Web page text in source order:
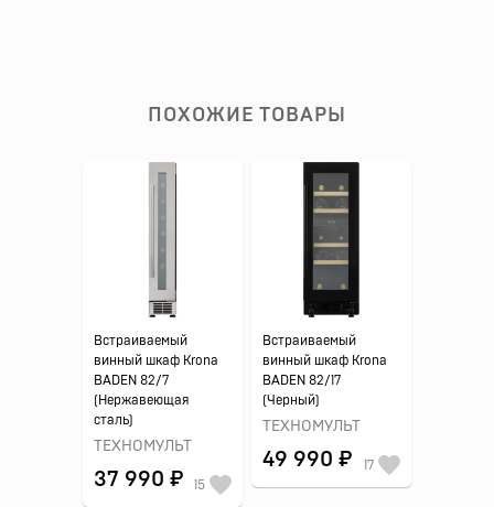
ПОХОЖИЕ ТОВАРЫ
Встраиваемый
винный шкаф Krona
BADEN 82/7
(Нержавеющая
сталь)
ТЕХНОМУЛЬТ
37 990 ₽ 15
Встраиваемый
винный шкаф Krona
BADEN 82/17
(Черный)
ТЕХНОМУЛЬТ
49 990 ₽ 17